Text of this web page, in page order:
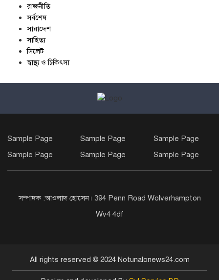
রাজনীতি
সর্বশেষ
সারাদেশ
সাহিত্য
সিলেট
স্বাস্থ্য ও চিকিৎসা
Sample Page Sample Page
Sample Page
Sample Page
Sample Page Sample Page
সম্পাদক :আওলাদ হোসেন। 394 Penn Road Wolverhampton
Wv4 4df
All rights reserved © 2024 Notunalonews24.com